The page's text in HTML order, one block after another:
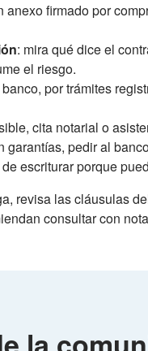
firmado por
: mira qué dice el
el riesgo.
por trámites
cita notarial o
garantías, pedir al
escriturar porque
revisa las cláusulas
consultar con